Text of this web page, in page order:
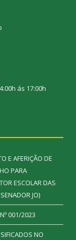
ás 17:00h
E AFERIÇÃO DE
PARA
ESCOLAR DAS
JO)
001/2023
NO